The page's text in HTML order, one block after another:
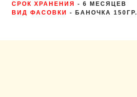
СРОК ХРАНЕНИЯ
- 6 МЕСЯЦЕВ
ВИД ФАСОВКИ
- БАНОЧКА 150ГР.